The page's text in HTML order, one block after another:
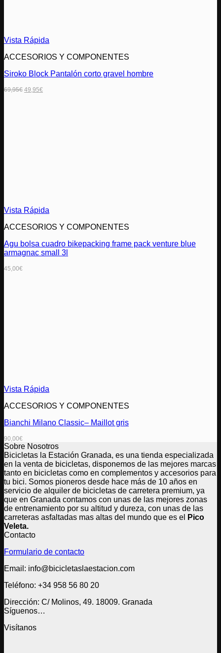
Vista Rápida
ACCESORIOS Y COMPONENTES
Siroko Block Pantalón corto gravel hombre
69,95€ El
49,95€El
Vista Rápida
ACCESORIOS Y COMPONENTES
Agu bolsa cuadro bikepacking frame pack venture blue
armagnac small 3l
45,00€
Vista Rápida
ACCESORIOS Y COMPONENTES
Bianchi Milano Classic– Maillot gris
90,00€
Sobre Nosotros
Bicicletas la Estación Granada, es una tienda especializada
en la venta de bicicletas, disponemos de las mejores marcas
tanto en bicicletas como en complementos y accesorios para
tu bici. Somos pioneros desde hace más de 10 años en
servicio de alquiler de bicicletas de carretera premium, ya
que en Granada contamos con unas de las mejores zonas
de entrenamiento por su altitud y dureza, con unas de las
carreteras asfaltadas mas altas del mundo que es el
Pico
Veleta.
Contacto
Formulario de contacto
Email: info@bicicletaslaestacion.com
Teléfono: +34 958 56 80 20
Dirección: C/ Molinos, 49. 18009. Granada
Síguenos…
Visítanos